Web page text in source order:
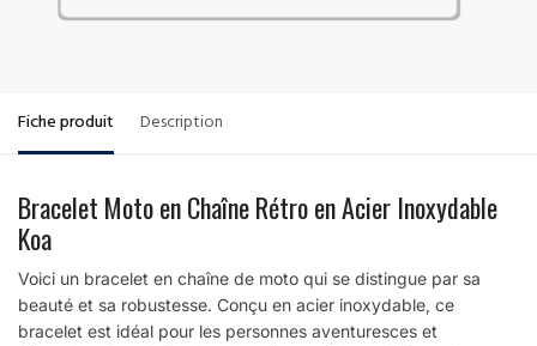
Fiche produit Description
Bracelet Moto en Chaîne Rétro en Acier Inoxydable
Koa
Voici un bracelet en chaîne de moto qui se distingue par sa
beauté et sa robustesse. Conçu en acier inoxydable, ce
bracelet est idéal pour les personnes aventuresces et